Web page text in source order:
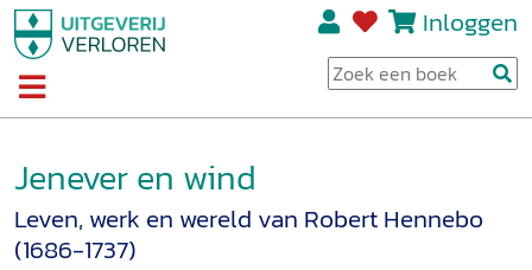
Inloggen
Jenever en wind
Leven, werk en wereld van Robert Hennebo
(1686-1737)